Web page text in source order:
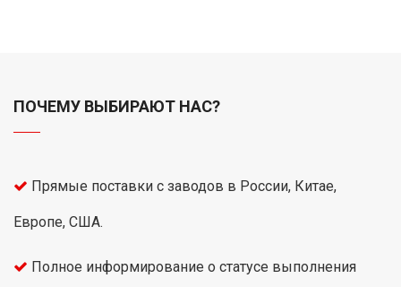
ПОЧЕМУ ВЫБИРАЮТ НАС?
Прямые поставки с заводов в России, Китае,
Европе, США.
Полное информирование о статусе выполнения